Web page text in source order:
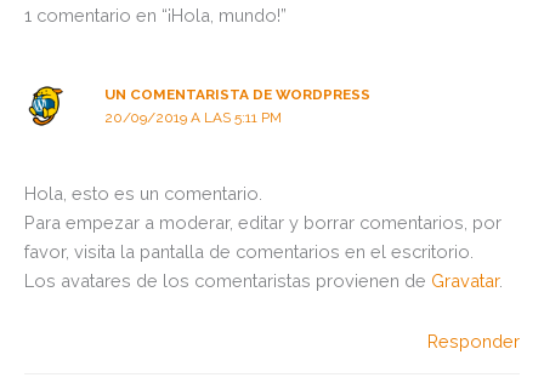
1 comentario en “¡Hola, mundo!”
UN COMENTARISTA DE WORDPRESS
20/09/2019 A LAS 5:11 PM
Hola, esto es un comentario.
Para empezar a moderar, editar y borrar comentarios, por
favor, visita la pantalla de comentarios en el escritorio.
Los avatares de los comentaristas provienen de Gravatar.
Responder